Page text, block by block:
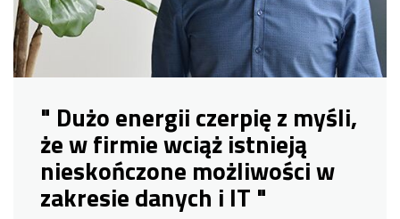
" Dużo energii czerpię z myśli,
że w firmie wciąż istnieją
nieskończone możliwości w
zakresie danych i IT "